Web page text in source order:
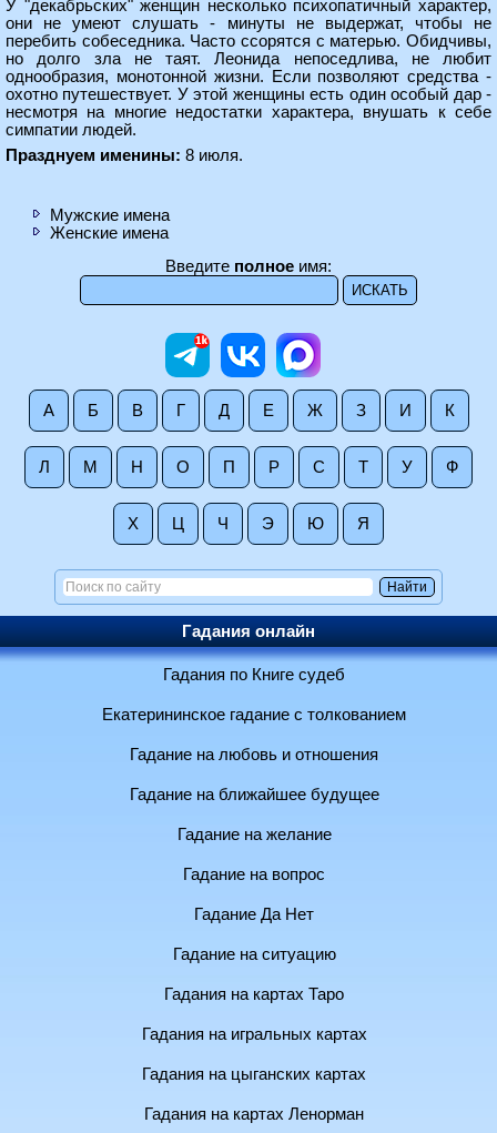
У "декабрьских" женщин несколько психопатичный характер,
они не умеют слушать - минуты не выдержат, чтобы не
перебить собеседника. Часто ссорятся с матерью. Обидчивы,
но долго зла не таят. Леонида непоседлива, не любит
однообразия, монотонной жизни. Если позволяют средства -
охотно путешествует. У этой женщины есть один особый дар -
несмотря на многие недостатки характера, внушать к себе
симпатии людей.
Празднуем именины: 8 июля.
Мужские имена
Женские имена
Введите полное имя:
А Б В Г Д Е Ж З И К
Л М Н О П Р С Т У Ф
Х Ц Ч Э Ю Я
Гадания онлайн
Гадания по Книге судеб
Екатерининское гадание с толкованием
Гадание на любовь и отношения
Гадание на ближайшее будущее
Гадание на желание
Гадание на вопрос
Гадание Да Нет
Гадание на ситуацию
Гадания на картах Таро
Гадания на игральных картах
Гадания на цыганских картах
Гадания на картах Ленорман